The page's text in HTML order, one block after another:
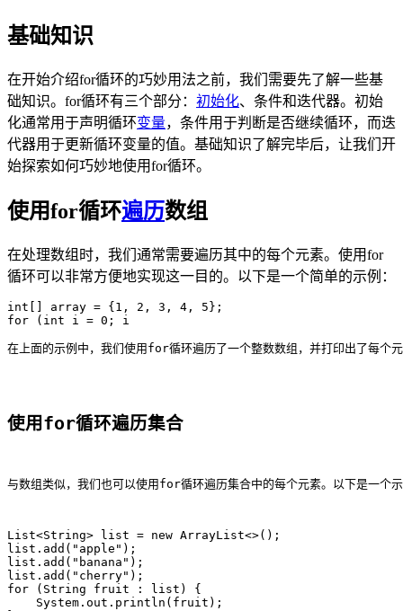
基础知识
在开始介绍for循环的巧妙用法之前，我们需要先了解一些基
础知识。for循环有三个部分： 初始化、条件和迭代器。初始
化通常用于声明循环变量，条件用于判断是否继续循环，而迭
代器用于更新循环变量的值。基础知识了解完毕后，让我们开
始探索如何巧妙地使用for循环。
使用for循环遍历数组
在处理数组时，我们通常需要遍历其中的每个元素。使用for
循环可以非常方便地实现这一目的。以下是一个简单的示例：
int[] array = {1, 2, 3, 4, 5};
在上面的示例中，我们使用for循环遍历了一个整数数组，并打印出了每个
使用for循环遍历集合
与数组类似，我们也可以使用for循环遍历集合中的每个元素。以下是一个
List<String> list = new ArrayList<>();
list.add("apple");
list.add("banana");
list.add("cherry");
for (String fruit : list) {
    System.out.println(fruit);